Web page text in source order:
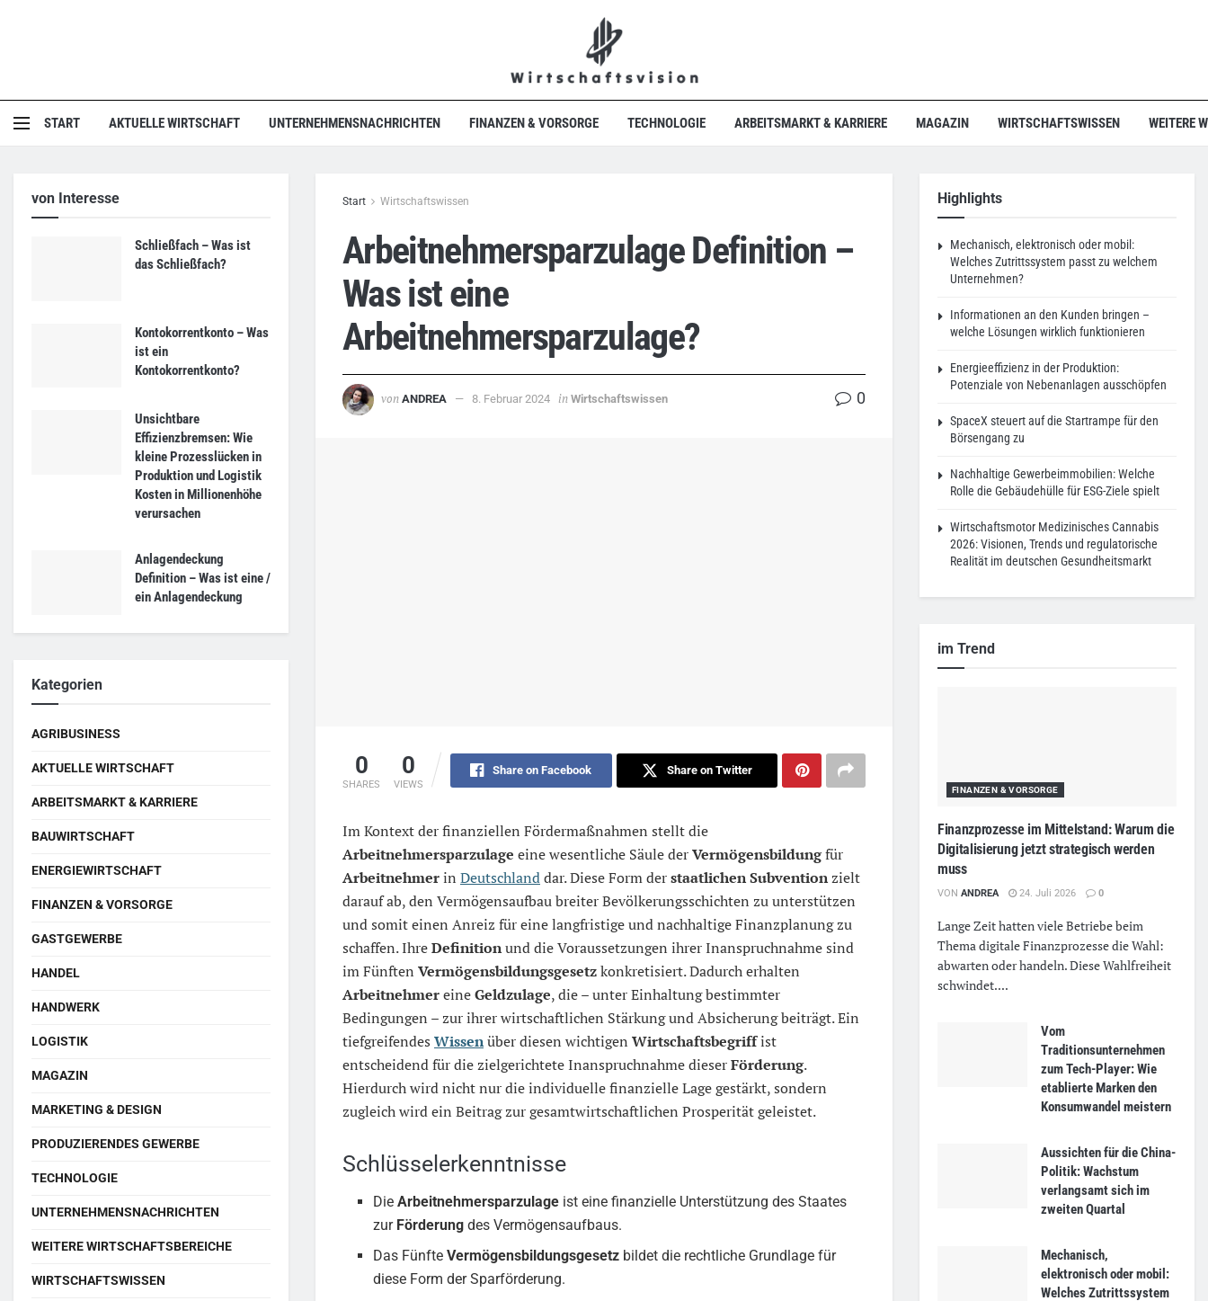
START AKTUELLE WIRTSCHAFT UNTERNEHMENSNACHRICHTEN FINANZEN & VORSORGE TECHNOLOGIE ARBEITSMARKT & KARRIERE MAGAZIN WIRTSCHAFTSWISSEN WEITERE
Start Wirtschaftswissen
Arbeitnehmersparzulage Definition –
Was ist eine
Arbeitnehmersparzulage?
von ANDREA 8. Februar 2024 in Wirtschaftswissen 0
0
SHARES
0
VIEWS
Share on Facebook Share on Twitter
Im Kontext der finanziellen Fördermaßnahmen stellt die
Arbeitnehmersparzulage eine wesentliche Säule derVermögensbildungfür
Arbeitnehmerin Deutschlanddar. Diese Form derstaatlichen Subventionzielt
darauf ab, den Vermögensaufbau breiter Bevölkerungsschichten zu unterstützen
und somit einen Anreiz für eine langfristige und nachhaltige Finanzplanung zu
schaffen. IhreDefinitionund die Voraussetzungen ihrer Inanspruchnahme sind
im Fünften Vermögensbildungsgesetzkonkretisiert. Dadurch erhalten
ArbeitnehmereineGeldzulage, die – unter Einhaltung bestimmter
Bedingungen – zur ihrer wirtschaftlichen Stärkung und Absicherung beiträgt. Ein
tiefgreifendes Wissenüber diesen wichtigen Wirtschaftsbegriffist
entscheidend für die zielgerichtete Inanspruchnahme dieserFörderung.
Hierdurch wird nicht nur die individuelle finanzielle Lage gestärkt, sondern
zugleich wird ein Beitrag zur gesamtwirtschaftlichen Prosperität geleistet.
Schlüsselerkenntnisse
DieArbeitnehmersparzulage ist eine finanzielle Unterstützung des Staates
zur Förderung des Vermögensaufbaus.
Das FünfteVermögensbildungsgesetz bildet die rechtliche Grundlage für
diese Form der Sparförderung.
von Interesse
Schließfach – Was ist
das Schließfach?
Kontokorrentkonto – Was
ist ein
Kontokorrentkonto?
Unsichtbare
Effizienzbremsen: Wie
kleine Prozesslücken in
Produktion und Logistik
Kosten in Millionenhöhe
verursachen
Anlagendeckung
Definition – Was ist eine /
ein Anlagendeckung
Kategorien
AGRIBUSINESS
AKTUELLE WIRTSCHAFT
ARBEITSMARKT & KARRIERE
BAUWIRTSCHAFT
ENERGIEWIRTSCHAFT
FINANZEN & VORSORGE
GASTGEWERBE
HANDEL
HANDWERK
LOGISTIK
MAGAZIN
MARKETING & DESIGN
PRODUZIERENDES GEWERBE
TECHNOLOGIE
UNTERNEHMENSNACHRICHTEN
WEITERE WIRTSCHAFTSBEREICHE
WIRTSCHAFTSWISSEN
Highlights
Mechanisch, elektronisch oder mobil:
Welches Zutrittssystem passt zu welchem
Unternehmen?
Informationen an den Kunden bringen –
welche Lösungen wirklich funktionieren
Energieeffizienz in der Produktion:
Potenziale von Nebenanlagen ausschöpfen
SpaceX steuert auf die Startrampe für den
Börsengang zu
Nachhaltige Gewerbeimmobilien: Welche
Rolle die Gebäudehülle für ESG-Ziele spielt
Wirtschaftsmotor Medizinisches Cannabis
2026: Visionen, Trends und regulatorische
Realität im deutschen Gesundheitsmarkt
im Trend
FINANZEN & VORSORGE
Finanzprozesse im Mittelstand: Warum die
Digitalisierung jetzt strategisch werden
muss
VON ANDREA 24. Juli 2026 0
Lange Zeit hatten viele Betriebe beim
Thema digitale Finanzprozesse die Wahl:
abwarten oder handeln. Diese Wahlfreiheit
schwindet....
Vom
Traditionsunternehmen
zum Tech-Player: Wie
etablierte Marken den
Konsumwandel meistern
Aussichten für die China-
Politik: Wachstum
verlangsamt sich im
zweiten Quartal
Mechanisch,
elektronisch oder mobil:
Welches Zutrittssystem